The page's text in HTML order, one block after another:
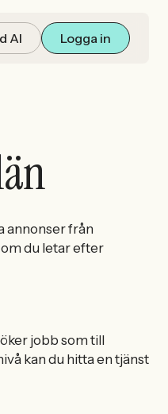
AI Logga in
annonser från
du letar efter
jobb som till
kan du hitta en tjänst